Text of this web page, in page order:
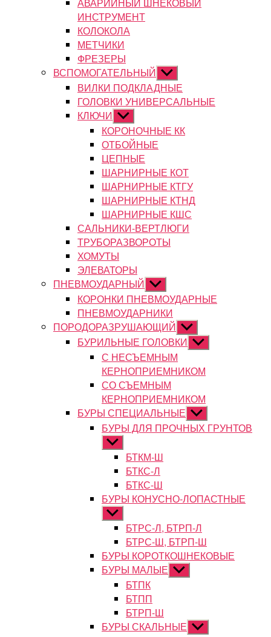
ИНСТРУМЕНТ
КОЛОКОЛА
МЕТЧИКИ
ФРЕЗЕРЫ
ВСПОМОГАТЕЛЬНЫЙ Показывать
подменю
ВИЛКИ ПОДКЛАДНЫЕ
ГОЛОВКИ УНИВЕРСАЛЬНЫЕ
КЛЮЧИ Показывать
подменю
КОРОНОЧНЫЕ КК
ОТБОЙНЫЕ
ЦЕПНЫЕ
ШАРНИРНЫЕ КОТ
ШАРНИРНЫЕ КТГУ
ШАРНИРНЫЕ КТНД
ШАРНИРНЫЕ КШС
САЛЬНИКИ-ВЕРТЛЮГИ
ТРУБОРАЗВОРОТЫ
ХОМУТЫ
ЭЛЕВАТОРЫ
ПНЕВМОУДАРНЫЙ Показывать
подменю
КОРОНКИ ПНЕВМОУДАРНЫЕ
ПНЕВМОУДАРНИКИ
ПОРОДОРАЗРУШАЮЩИЙ Показывать
подменю
БУРИЛЬНЫЕ ГОЛОВКИ Показывать
подменю
С НЕСЪЕМНЫМ
КЕРНОПРИЕМНИКОМ
СО СЪЕМНЫМ
КЕРНОПРИЕМНИКОМ
БУРЫ СПЕЦИАЛЬНЫЕ Показывать
подменю
БУРЫ ДЛЯ ПРОЧНЫХ ГРУНТОВ
Показывать
подменюБТКМ-Ш
БТКС-Л
БТКС-Ш
БУРЫ КОНУСНО-ЛОПАСТНЫЕ
Показывать
подменюБТРС-Л, БТРП-Л
БТРС-Ш, БТРП-Ш
БУРЫ КОРОТКОШНЕКОВЫЕ
БУРЫ МАЛЫЕ Показывать
подменю
БТПК
БТПП
БТРП-Ш
БУРЫ СКАЛЬНЫЕ Показывать